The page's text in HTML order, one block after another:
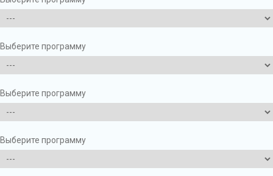
Выберите программу
Выберите программу
Выберите программу